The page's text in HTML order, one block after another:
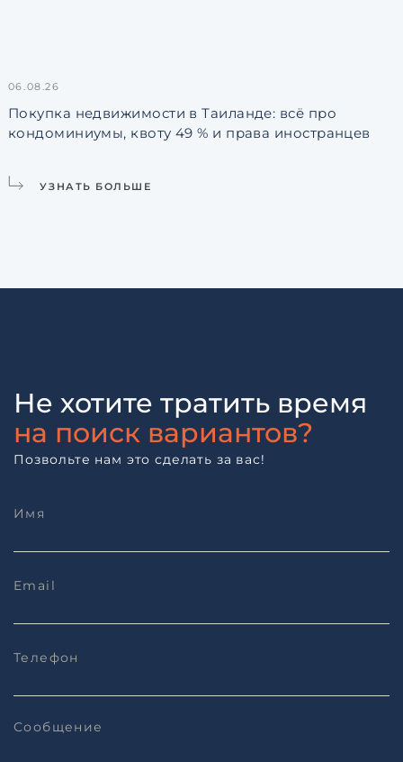
06.08.26
Покупка недвижимости в Таиланде: всё про
кондоминиумы, квоту 49 % и права иностранцев
УЗНАТЬ БОЛЬШЕ
Не хотите тратить время
на поиск вариантов?
Позвольте нам это сделать за вас!